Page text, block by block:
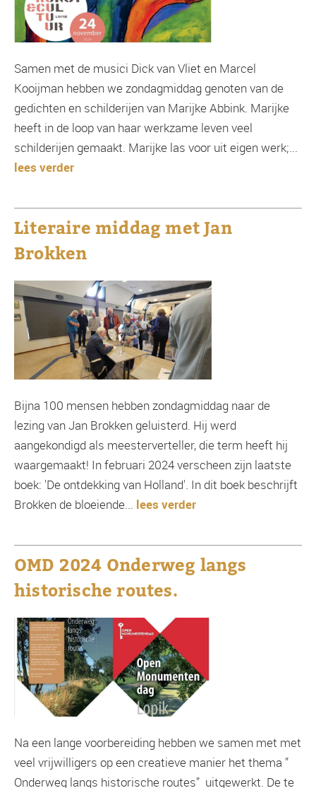
Samen met de musici Dick van Vliet en Marcel
Kooijman hebben we zondagmiddag genoten van de
gedichten en schilderijen van Marijke Abbink. Marijke
heeft in de loop van haar werkzame leven veel
schilderijen gemaakt. Marijke las voor uit eigen werk;...
lees verder
Literaire middag met Jan
Brokken
Bijna 100 mensen hebben zondagmiddag naar de
lezing van Jan Brokken geluisterd. Hij werd
aangekondigd als meesterverteller, die term heeft hij
waargemaakt! In februari 2024 verscheen zijn laatste
boek: 'De ontdekking van Holland'. In dit boek beschrijft
Brokken de bloeiende... lees verder
OMD 2024 Onderweg langs
historische routes.
Na een lange voorbereiding hebben we samen met met
veel vrijwilligers op een creatieve manier het thema ”
Onderweg langs historische routes” uitgewerkt. De te